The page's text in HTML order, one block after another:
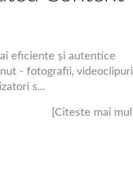
eficiente și autentice
- fotografii,
s...
[Citeste mai